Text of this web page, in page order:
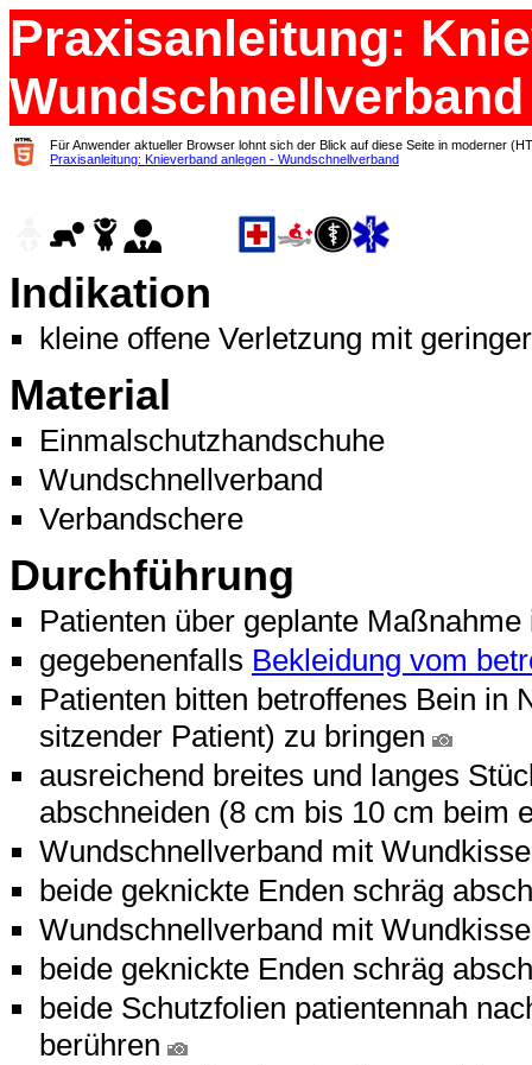
Praxisanleitung:
Wundschnellverband
Für Anwender aktueller Browser lohnt sich der Blick auf diese Seite in moderner
Praxisanleitung: Knieverband anlegen - Wundschnellverband
Indikation
kleine offene Verletzung mit
Material
Einmalschutzhandschuhe
Wundschnellverband
Verbandschere
Durchführung
Patienten über geplante
gegebenenfalls Bekleidung vom
Patienten bitten betroffenes Bein in
sitzender Patient) zu bringen
ausreichend breites und langes
abschneiden (8 cm bis 10 cm beim
Wundschnellverband mit
beide geknickte Enden schräg
Wundschnellverband mit
beide geknickte Enden schräg
beide Schutzfolien patientennah
berühren